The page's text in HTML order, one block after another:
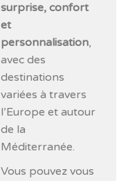
surprise, confort
et
personnalisation,
avec des
destinations
variées à travers
l’Europe et autour
de la
Méditerranée.
Vous pouvez vous